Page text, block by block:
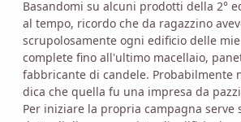
Basandomi su alcuni prodotti della 2°
al tempo, ricordo che da ragazzino
scrupolosamente ogni edificio delle
complete fino all'ultimo macellaio,
fabbricante di candele. Probabilmente
dica che quella fu una impresa da
Per iniziare la propria campagna serve